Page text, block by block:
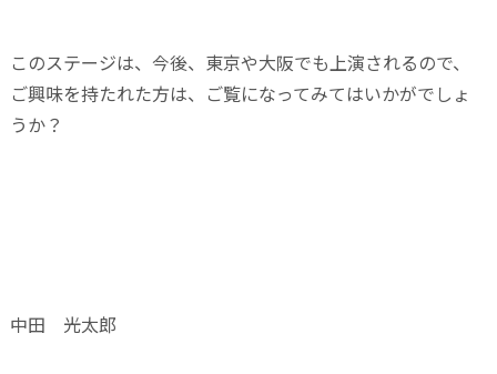
このステージは、今後、東京や大阪でも上演されるので、
ご興味を持たれた方は、ご覧になってみてはいかがでしょ
うか？
中田 光太郎